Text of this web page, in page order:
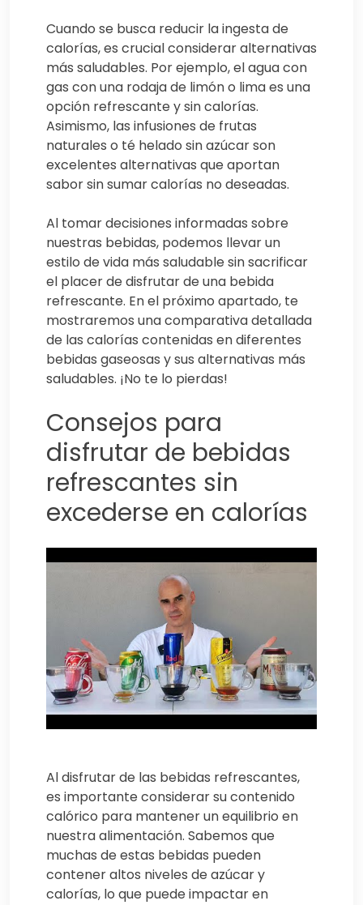
Cuando se busca reducir la ingesta de
calorías, es crucial considerar alternativas
más saludables. Por ejemplo, el agua con
gas con una rodaja de limón o lima es una
opción refrescante y sin calorías.
Asimismo, las infusiones de frutas
naturales o té helado sin azúcar son
excelentes alternativas que aportan
sabor sin sumar calorías no deseadas.
Al tomar decisiones informadas sobre
nuestras bebidas, podemos llevar un
estilo de vida más saludable sin sacrificar
el placer de disfrutar de una bebida
refrescante. En el próximo apartado, te
mostraremos una comparativa detallada
de las calorías contenidas en diferentes
bebidas gaseosas y sus alternativas más
saludables. ¡No te lo pierdas!
Consejos para
disfrutar de bebidas
refrescantes sin
excederse en calorías
Al disfrutar de las bebidas refrescantes,
es importante considerar su contenido
calórico para mantener un equilibrio en
nuestra alimentación. Sabemos que
muchas de estas bebidas pueden
contener altos niveles de azúcar y
calorías, lo que puede impactar en